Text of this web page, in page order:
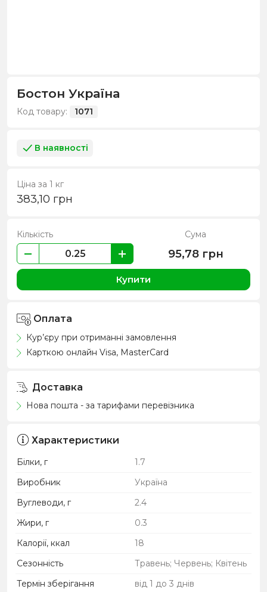
Бостон Україна
Код товару: 1071
В наявності
Ціна за 1 кг
383,10 грн
Кількість Сума
95,78 грн
Купити
Оплата
Кур’єру при отриманні замовлення
Карткою онлайн Visa, MasterCard
Доставка
Нова пошта - за тарифами перевізника
Характеристики
Білки, г
1.7
Виробник
Україна
Вуглеводи, г
2.4
Жири, г
0.3
Калорії, ккал
18
Сезонність
Травень; Червень; Квітень
Термін зберігання
від 1 до 3 днів